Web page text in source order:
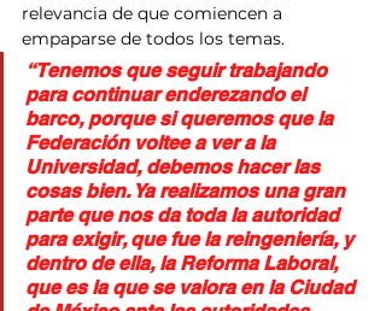
relevancia de que comiencen a
empaparse de todos los temas.
“Tenemos que seguir trabajando
para continuar enderezando el
barco, porque si queremos que la
Federación voltee a ver a la
Universidad, debemos hacer las
cosas bien. Ya realizamos una gran
parte que nos da toda la autoridad
para exigir, que fue la reingeniería, y
dentro de ella, la Reforma Laboral,
que es la que se valora en la Ciudad